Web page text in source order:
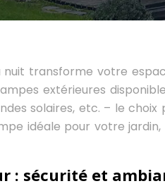
nuit transforme votre
extérieures
solaires, etc. – le
idéale pour votre
: sécurité et